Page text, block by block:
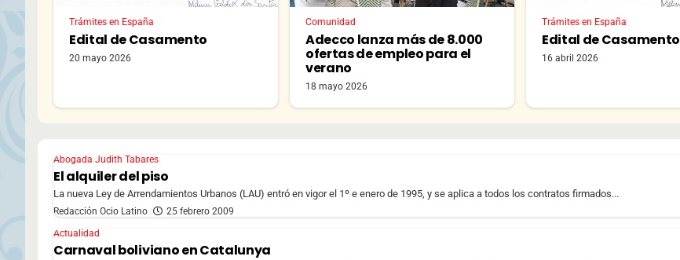
Trámites en España
Edital de Casamento
20 mayo 2026
Comunidad
Adecco lanza más de 8.000
ofertas de empleo para el
verano
18 mayo 2026
Trámites en España
Edital de Casamento
16 abril 2026
Abogada Judith Tabares
El alquiler del piso
La nueva Ley de Arrendamientos Urbanos (LAU) entró en vigor el 1º e enero de 1995, y se aplica a todos los contratos firmados...
Redacción Ocio Latino
25 febrero 2009
Actualidad
Carnaval boliviano en Catalunya